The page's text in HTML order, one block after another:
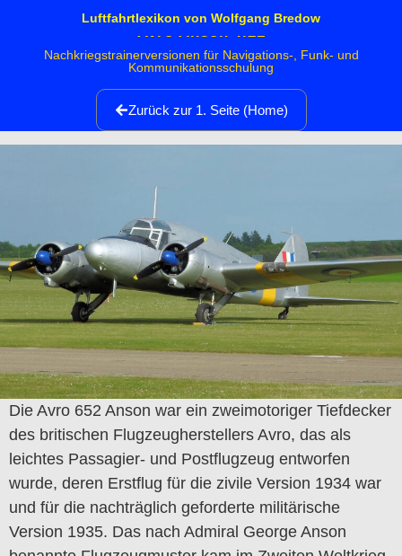
Luftfahrtlexikon von Wolfgang Bredow
Avro Anson T.21
Nachkriegstrainerversionen für Navigations-, Funk- und
Kommunikationsschulung
Zurück zur 1. Seite (Home)
Die Avro 652 Anson war ein zweimotoriger Tiefdecker
des britischen Flugzeugherstellers Avro, das als
leichtes Passagier- und Postflugzeug entworfen
wurde, deren Erstflug für die zivile Version 1934 war
und für die nachträglich geforderte militärische
Version 1935. Das nach Admiral George Anson